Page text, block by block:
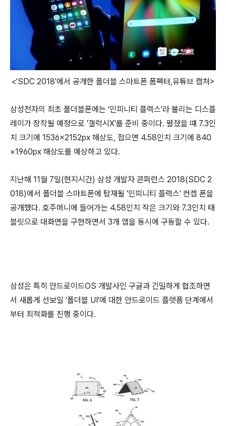
<'SDC 2018'에서 공개한 폴더블 스마트폰 폼팩터,유튜브 캡처>
삼성전자의 최초 폴더블폰에는 '인피니티 플렉스'라 불리는 디스플
레이가 장착될 예정으로 '갤럭시X'를 준비 중이다. 펼쳤을 떄 7.3인
치 크기에 1536×2152px 해상도, 접으면 4.58인치 크기에 840
×1960px 해상도를 예상하고 있다.
지난해 11월 7일(현지시간) 삼성 개발자 콘퍼런스 2018(SDC 2
018)에서 폴더블 스마트폰에 탑재될 '인피니티 플렉스' 컨셉 폰을
공개했다. 호주머니에 들어가는 4.58인치 작은 크기와 7.3인치 태
블릿으로 대화면을 구현하면서 3개 앱을 동시에 구동할 수 있다.
삼성은 특히 안드로이드OS 개발사인 구글과 긴밀하게 협조하면
서 새롭게 선보일 '폴더블 UI'에 대한 안드로이드 플랫폼 단계에서
부터 최적화를 진행 중이다.